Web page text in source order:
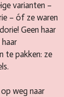
varianten –
– óf ze waren
Geen haar
te pakken: ze
weg naar